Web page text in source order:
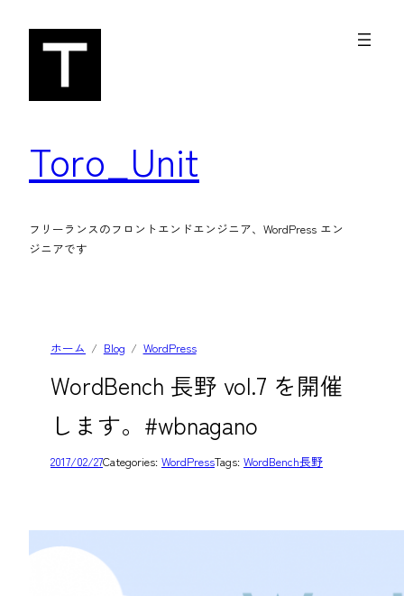
Toro_Unit
フリーランスのフロントエンドエンジニア、WordPress エン
ジニアです
ホーム Blog WordPress
WordBench 長野 vol.7 を開催
します。#wbnagano
2017/02/27Categories: WordPressTags: WordBench長野